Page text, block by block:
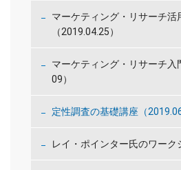
マーケティング・リサーチ活
（2019.04.25）
マーケティング・リサーチ入
09）
定性調査の基礎講座（
レイ・ポインター氏のワーク